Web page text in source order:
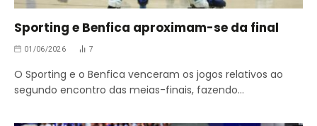
Sporting e Benfica aproximam-se da final
01/06/2026 7
O Sporting e o Benfica venceram os jogos relativos ao
segundo encontro das meias-finais, fazendo…